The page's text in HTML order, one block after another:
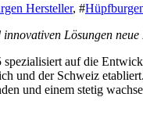
Hersteller, #
Lösungen
auf die
und der Schweiz etabliert.
und einem stetig